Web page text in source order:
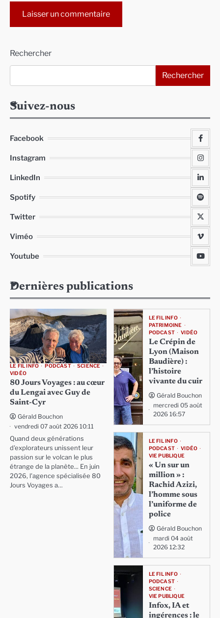
Rechercher
Rechercher
Suivez-nous
Facebook
Instagram
LinkedIn
Spotify
Twitter
Viméo
Youtube
Dernières publications
LE FIL INFO PODCAST
SCIENCE
VIDÉO
80 Jours Voyages : au cœur
du Lengai avec Guy de
Saint-Cyr
Gérald Bouchon
vendredi 07 août 2026 10:11
Quand deux générations
d'explorateurs unissent leur
passion sur le volcan le plus
étrange de la planète... En juin
2026, l'agence spécialisée 80
Jours Voyages a…
LE FIL INFO
PATRIMOINE
PODCAST
VIDÉO
Le Crépin de
Lyon (Maison
Baudière) :
l’histoire
vivante du cuir
Gérald Bouchon
mercredi 05 août
2026 16:57
LE FIL INFO
PODCAST
VIDÉO
VIE PUBLIQUE
« Un sur un
million » :
Rachid Azizi,
l’homme sous
l’uniforme de
police
Gérald Bouchon
mardi 04 août
2026 12:32
LE FIL INFO
PODCAST
SCIENCE
VIE PUBLIQUE
Infox, IA et
ingérences : le